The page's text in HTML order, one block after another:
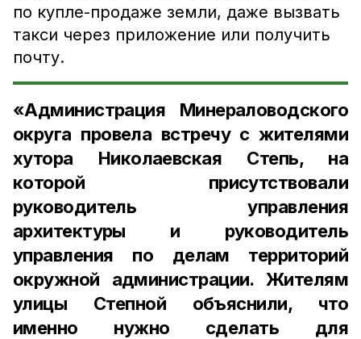
по купле-продаже земли, даже вызвать
такси через приложение или получить
почту.
«Администрация Минераловодского
округа провела встречу с жителями
хутора Николаевская Степь, на
которой присутствовали
руководитель управления
архитектуры и руководитель
управления по делам территорий
окружной администрации. Жителям
улицы Степной объяснили, что
именно нужно сделать для